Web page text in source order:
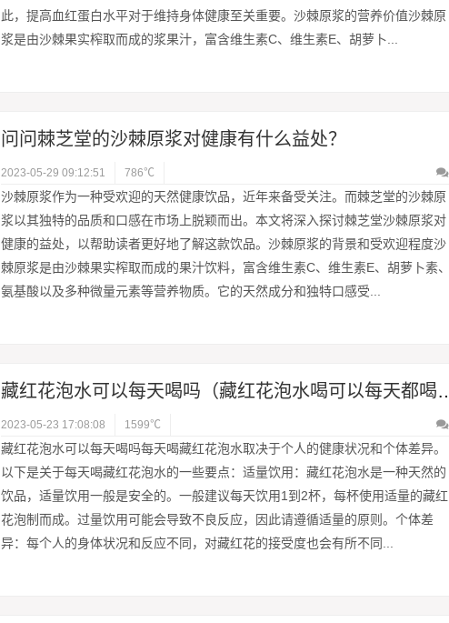
此，提高血红蛋白水平对于维持身体健康至关重要。沙棘原浆的营养价值沙棘原
浆是由沙棘果实榨取而成的浆果汁，富含维生素C、维生素E、胡萝卜...
问问棘芝堂的沙棘原浆对健康有什么益处？
2023-05-29 09:12:51 786℃
沙棘原浆作为一种受欢迎的天然健康饮品，近年来备受关注。而棘芝堂的沙棘原
浆以其独特的品质和口感在市场上脱颖而出。本文将深入探讨棘芝堂沙棘原浆对
健康的益处，以帮助读者更好地了解这款饮品。沙棘原浆的背景和受欢迎程度沙
棘原浆是由沙棘果实榨取而成的果汁饮料，富含维生素C、维生素E、胡萝卜素
氨基酸以及多种微量元素等营养物质。它的天然成分和独特口感受...
藏红花泡水可以每天喝
2023-05-23 17:08:08 1599℃
藏红花泡水可以每天喝吗每天喝藏红花泡水取决于个人的健康状况和个体差异。
以下是关于每天喝藏红花泡水的一些要点：适量饮用：藏红花泡水是一种天然的
饮品，适量饮用一般是安全的。一般建议每天饮用1到2杯，每杯使用适量的藏红
花泡制而成。过量饮用可能会导致不良反应，因此请遵循适量的原则。个体差
异：每个人的身体状况和反应不同，对藏红花的接受度也会有所不同...